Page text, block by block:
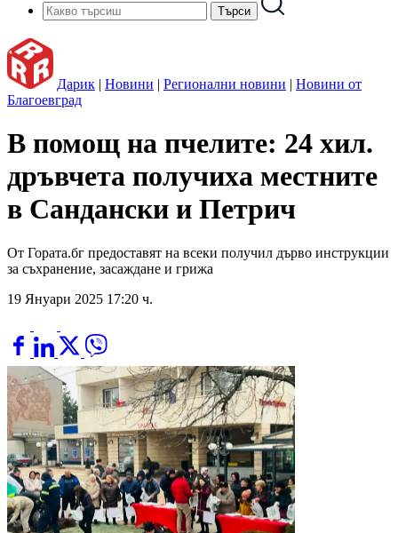
Дарик | Новини | Регионални новини | Новини от
Благоевград
В помощ на пчелите: 24 хил.
дръвчета получиха местните
в Сандански и Петрич
От Гората.бг предоставят на всеки получил дърво инструкции
за съхранение, засаждане и грижа
19 Януари 2025 17:20 ч.